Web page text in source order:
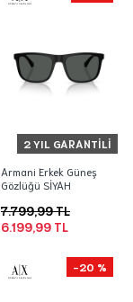
2 YIL GARANTILI
Armani Erkek Güneş
Gözlüğü SİYAH
6.199,99 TL
7.799,99 TL
-20 %